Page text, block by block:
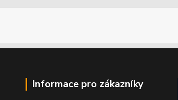
Informace pro zákazníky